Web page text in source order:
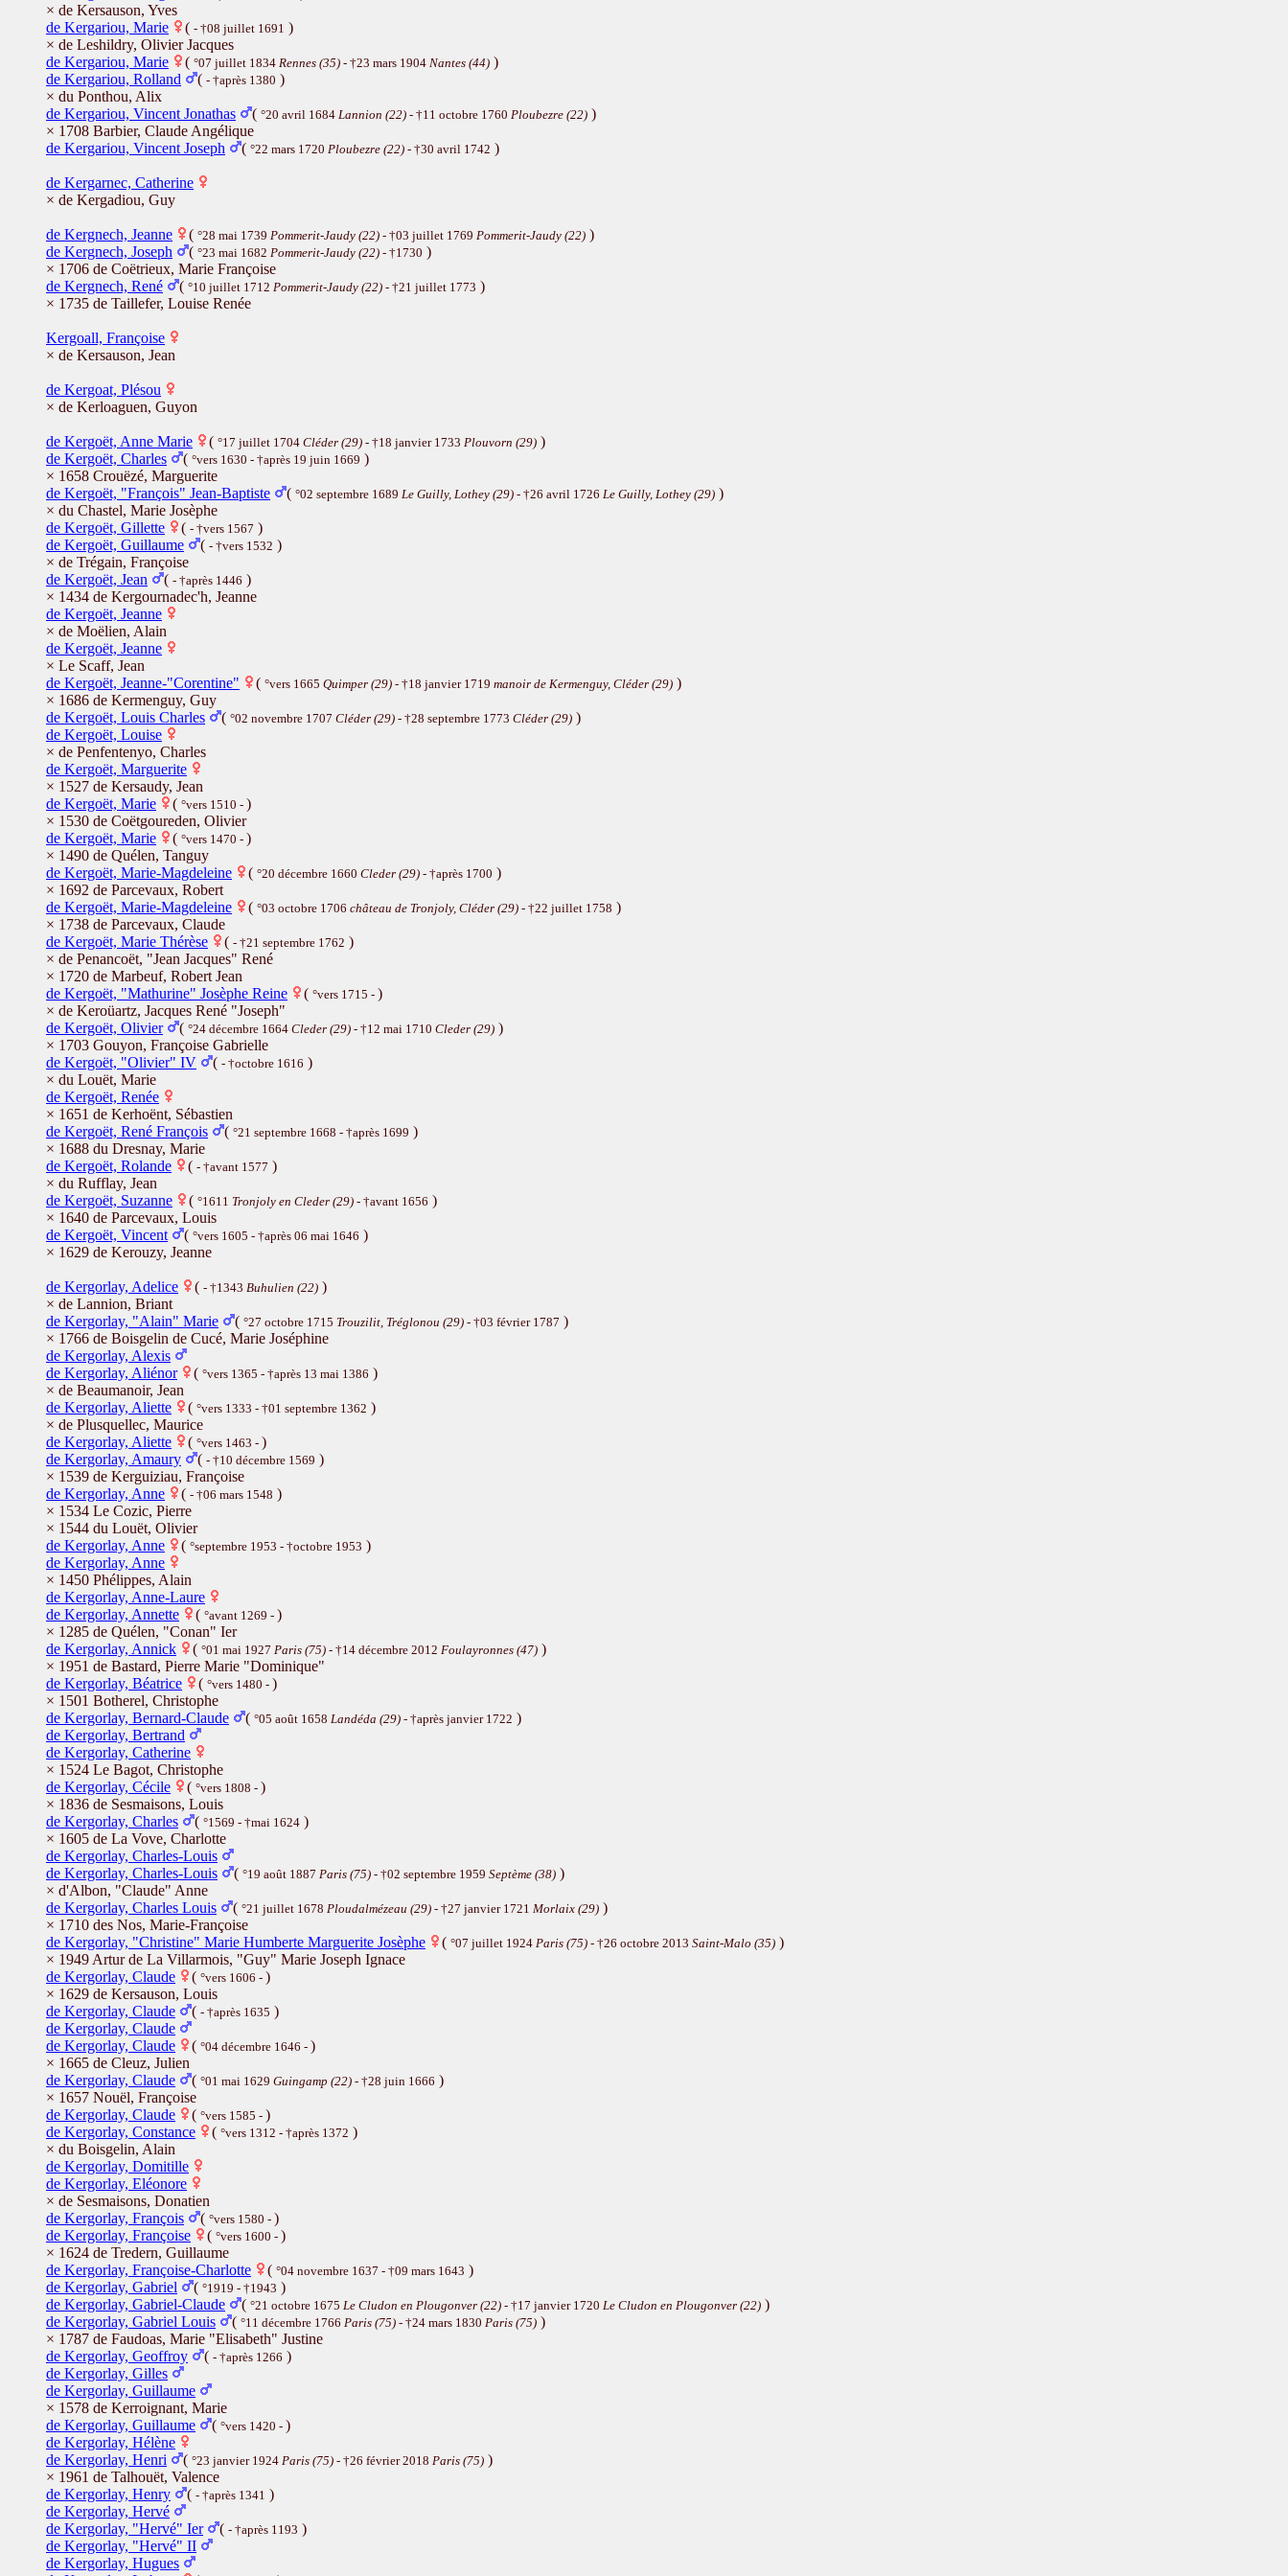
× de Kersauson, Yves
de Kergariou, Marie
( - †08 juillet 1691 )
× de Leshildry, Olivier Jacques
de Kergariou, Marie
( °07 juillet 1834 Rennes (35) - †23 mars 1904 Nantes (44) )
de Kergariou, Rolland
( - †après 1380 )
× du Ponthou, Alix
de Kergariou, Vincent Jonathas
( °20 avril 1684 Lannion (22) - †11 octobre 1760 Ploubezre (22) )
× 1708 Barbier, Claude Angélique
de Kergariou, Vincent Joseph
( °22 mars 1720 Ploubezre (22) - †30 avril 1742 )
de Kergarnec, Catherine
× de Kergadiou, Guy
de Kergnech, Jeanne ( °28 mai 1739 Pommerit-Jaudy (22) - †03 juillet 1769 Pommerit-Jaudy (22) )
de Kergnech, Joseph
( °23 mai 1682 Pommerit-Jaudy (22) - †1730 )
× 1706 de Coëtrieux, Marie Françoise
de Kergnech, René
( °10 juillet 1712 Pommerit-Jaudy (22) - †21 juillet 1773 )
× 1735 de Taillefer, Louise Renée
Kergoall, Françoise
× de Kersauson, Jean
de Kergoat, Plésou
× de Kerloaguen, Guyon
de Kergoët, Anne Marie ( °17 juillet 1704 Cléder (29) - †18 janvier 1733 Plouvorn (29) )
de Kergoët, Charles
( °vers 1630 - †après 19 juin 1669 )
× 1658 Crouëzé, Marguerite
de Kergoët, "François" Jean-Baptiste
( °02 septembre 1689 Le Guilly, Lothey (29) - †26 avril 1726 Le Guilly, Lothey (29) )
× du Chastel, Marie Josèphe
de Kergoët, Gillette
( - †vers 1567 )
de Kergoët, Guillaume
( - †vers 1532 )
× de Trégain, Françoise
de Kergoët, Jean
( - †après 1446 )
× 1434 de Kergournadec'h, Jeanne
de Kergoët, Jeanne
× de Moëlien, Alain
de Kergoët, Jeanne
× Le Scaff, Jean
de Kergoët, Jeanne-"Corentine"
( °vers 1665 Quimper (29) - †18 janvier 1719 manoir de Kermenguy, Cléder (29) )
× 1686 de Kermenguy, Guy
de Kergoët, Louis Charles
( °02 novembre 1707 Cléder (29) - †28 septembre 1773 Cléder (29) )
de Kergoët, Louise
× de Penfentenyo, Charles
de Kergoët, Marguerite
× 1527 de Kersaudy, Jean
de Kergoët, Marie
( °vers 1510 - )
× 1530 de Coëtgoureden, Olivier
de Kergoët, Marie
( °vers 1470 - )
× 1490 de Quélen, Tanguy
de Kergoët, Marie-Magdeleine
( °20 décembre 1660 Cleder (29) - †après 1700 )
× 1692 de Parcevaux, Robert
de Kergoët, Marie-Magdeleine
( °03 octobre 1706 château de Tronjoly, Cléder (29) - †22 juillet 1758 )
× 1738 de Parcevaux, Claude
de Kergoët, Marie Thérèse
( - †21 septembre 1762 )
× de Penancoët, "Jean Jacques" René
× 1720 de Marbeuf, Robert Jean
de Kergoët, "Mathurine" Josèphe Reine
( °vers 1715 - )
× de Keroüartz, Jacques René "Joseph"
de Kergoët, Olivier
( °24 décembre 1664 Cleder (29) - †12 mai 1710 Cleder (29) )
× 1703 Gouyon, Françoise Gabrielle
de Kergoët, "Olivier" IV
( - †octobre 1616 )
× du Louët, Marie
de Kergoët, Renée
× 1651 de Kerhoënt, Sébastien
de Kergoët, René François
( °21 septembre 1668 - †après 1699 )
× 1688 du Dresnay, Marie
de Kergoët, Rolande
( - †avant 1577 )
× du Rufflay, Jean
de Kergoët, Suzanne
( °1611 Tronjoly en Cleder (29) - †avant 1656 )
× 1640 de Parcevaux, Louis
de Kergoët, Vincent
( °vers 1605 - †après 06 mai 1646 )
× 1629 de Kerouzy, Jeanne
de Kergorlay, Adelice ( - †1343 Buhulien (22) )
× de Lannion, Briant
de Kergorlay, "Alain" Marie
( °27 octobre 1715 Trouzilit, Tréglonou (29) - †03 février 1787 )
× 1766 de Boisgelin de Cucé, Marie Joséphine
de Kergorlay, Alexis
de Kergorlay, Aliénor
( °vers 1365 - †après 13 mai 1386 )
× de Beaumanoir, Jean
de Kergorlay, Aliette
( °vers 1333 - †01 septembre 1362 )
× de Plusquellec, Maurice
de Kergorlay, Aliette
( °vers 1463 - )
de Kergorlay, Amaury
( - †10 décembre 1569 )
× 1539 de Kerguiziau, Françoise
de Kergorlay, Anne
( - †06 mars 1548 )
× 1534 Le Cozic, Pierre
× 1544 du Louët, Olivier
de Kergorlay, Anne
( °septembre 1953 - †octobre 1953 )
de Kergorlay, Anne
× 1450 Phélippes, Alain
de Kergorlay, Anne-Laure
de Kergorlay, Annette
( °avant 1269 - )
× 1285 de Quélen, "Conan" Ier
de Kergorlay, Annick
( °01 mai 1927 Paris (75) - †14 décembre 2012 Foulayronnes (47) )
× 1951 de Bastard, Pierre Marie "Dominique"
de Kergorlay, Béatrice
( °vers 1480 - )
× 1501 Botherel, Christophe
de Kergorlay, Bernard-Claude
( °05 août 1658 Landéda (29) - †après janvier 1722 )
de Kergorlay, Bertrand
de Kergorlay, Catherine
× 1524 Le Bagot, Christophe
de Kergorlay, Cécile
( °vers 1808 - )
× 1836 de Sesmaisons, Louis
de Kergorlay, Charles
( °1569 - †mai 1624 )
× 1605 de La Vove, Charlotte
de Kergorlay, Charles-Louis
de Kergorlay, Charles-Louis
( °19 août 1887 Paris (75) - †02 septembre 1959 Septème (38) )
× d'Albon, "Claude" Anne
de Kergorlay, Charles Louis
( °21 juillet 1678 Ploudalmézeau (29) - †27 janvier 1721 Morlaix (29) )
× 1710 des Nos, Marie-Françoise
de Kergorlay, "Christine" Marie Humberte Marguerite Josèphe
( °07 juillet 1924 Paris (75) - †26 octobre 2013 Saint-Malo (35) )
× 1949 Artur de La Villarmois, "Guy" Marie Joseph Ignace
de Kergorlay, Claude
( °vers 1606 - )
× 1629 de Kersauson, Louis
de Kergorlay, Claude
( - †après 1635 )
de Kergorlay, Claude
de Kergorlay, Claude
( °04 décembre 1646 - )
× 1665 de Cleuz, Julien
de Kergorlay, Claude
( °01 mai 1629 Guingamp (22) - †28 juin 1666 )
× 1657 Nouël, Françoise
de Kergorlay, Claude
( °vers 1585 - )
de Kergorlay, Constance
( °vers 1312 - †après 1372 )
× du Boisgelin, Alain
de Kergorlay, Domitille
de Kergorlay, Eléonore
× de Sesmaisons, Donatien
de Kergorlay, François
( °vers 1580 - )
de Kergorlay, Françoise
( °vers 1600 - )
× 1624 de Tredern, Guillaume
de Kergorlay, Françoise-Charlotte
( °04 novembre 1637 - †09 mars 1643 )
de Kergorlay, Gabriel
( °1919 - †1943 )
de Kergorlay, Gabriel-Claude
( °21 octobre 1675 Le Cludon en Plougonver (22) - †17 janvier 1720 Le Cludon en Plougonver (22) )
de Kergorlay, Gabriel Louis
( °11 décembre 1766 Paris (75) - †24 mars 1830 Paris (75) )
× 1787 de Faudoas, Marie "Elisabeth" Justine
de Kergorlay, Geoffroy
( - †après 1266 )
de Kergorlay, Gilles
de Kergorlay, Guillaume
× 1578 de Kerroignant, Marie
de Kergorlay, Guillaume
( °vers 1420 - )
de Kergorlay, Hélène
de Kergorlay, Henri
( °23 janvier 1924 Paris (75) - †26 février 2018 Paris (75) )
× 1961 de Talhouët, Valence
de Kergorlay, Henry
( - †après 1341 )
de Kergorlay, Hervé
de Kergorlay, "Hervé" Ier
( - †après 1193 )
de Kergorlay, "Hervé" II
de Kergorlay, Hugues